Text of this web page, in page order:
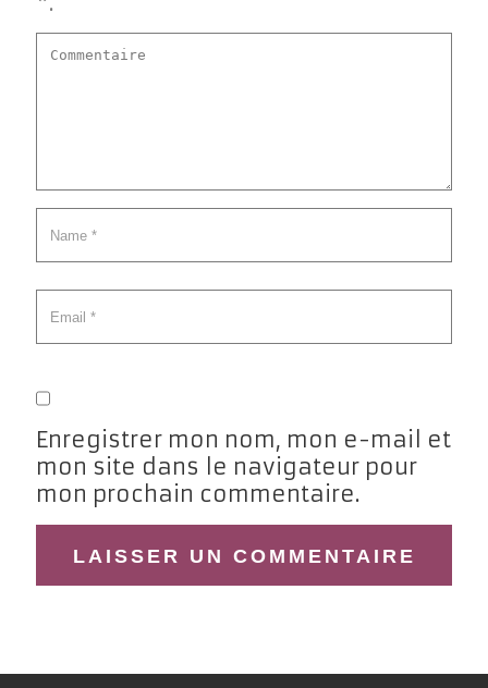
Enregistrer mon nom, mon e-mail et
mon site dans le navigateur pour
mon prochain commentaire.